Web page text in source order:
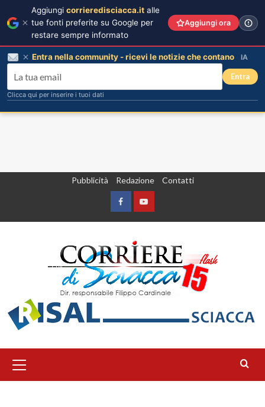
Pubblicità Redazione Contatti
FacebookYountube
principale
Aggiungi corrieredisciacca.it alle
tue fonti preferite su Google per
restare sempre informato
Aggiungi ora
Entra nella community - ricevi le notizie che contano IA
Entra
Clicca qui per inserire i tuoi dati